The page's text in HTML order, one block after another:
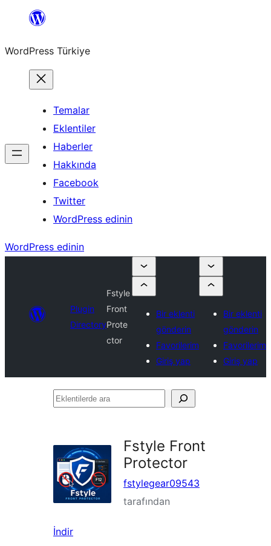
İçeriğe
WordPress Türkiye
Temalar
Eklentiler
Haberler
Hakkında
Facebook
Twitter
WordPress edinin
WordPress edinin
Plugin
Directory
Fstyle
Front
Prote
ctor
Bir eklenti
gönderin
Favorilerim
Giriş yap
Bir eklenti
gönderin
Favorilerim
Giriş yap
Eklentilerde
Fstyle Front
Protector
fstylegear09543
tarafından
İndir